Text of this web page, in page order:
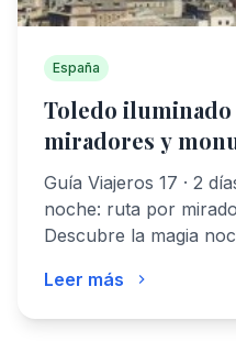
España
Toledo
miradores y
Guía Viajeros 17 · 2
noche: ruta por
Descubre la magia
Leer más